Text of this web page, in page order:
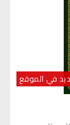
في الموقع